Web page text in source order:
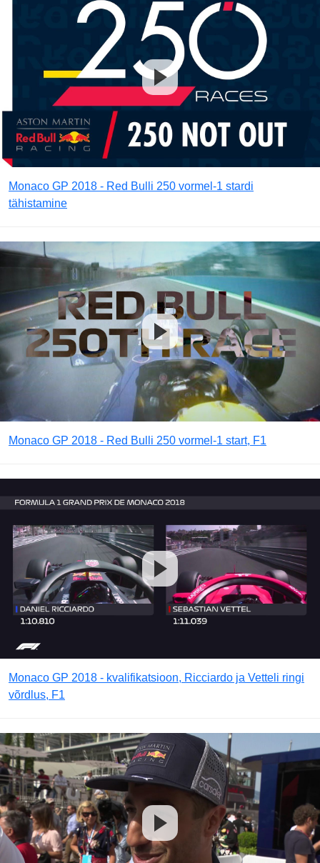
Monaco GP 2018 - Red Bulli 250 vormel-1 stardi
tähistamine
Monaco GP 2018 - Red Bulli 250 vormel-1 start, F1
Monaco GP 2018 - kvalifikatsioon, Ricciardo ja Vetteli ringi
võrdlus, F1